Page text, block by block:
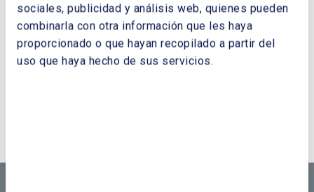
sociales, publicidad y análisis web, quienes pueden
combinarla con otra información que les haya
proporcionado o que hayan recopilado a partir del
uso que haya hecho de sus servicios.